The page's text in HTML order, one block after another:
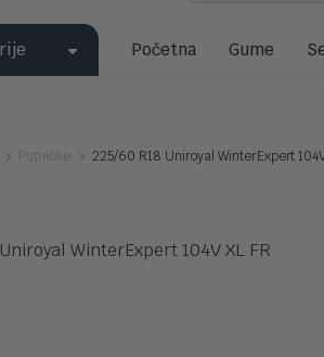
Početna Gume
Putničke 225/60 R18 Uniroyal WinterExpert